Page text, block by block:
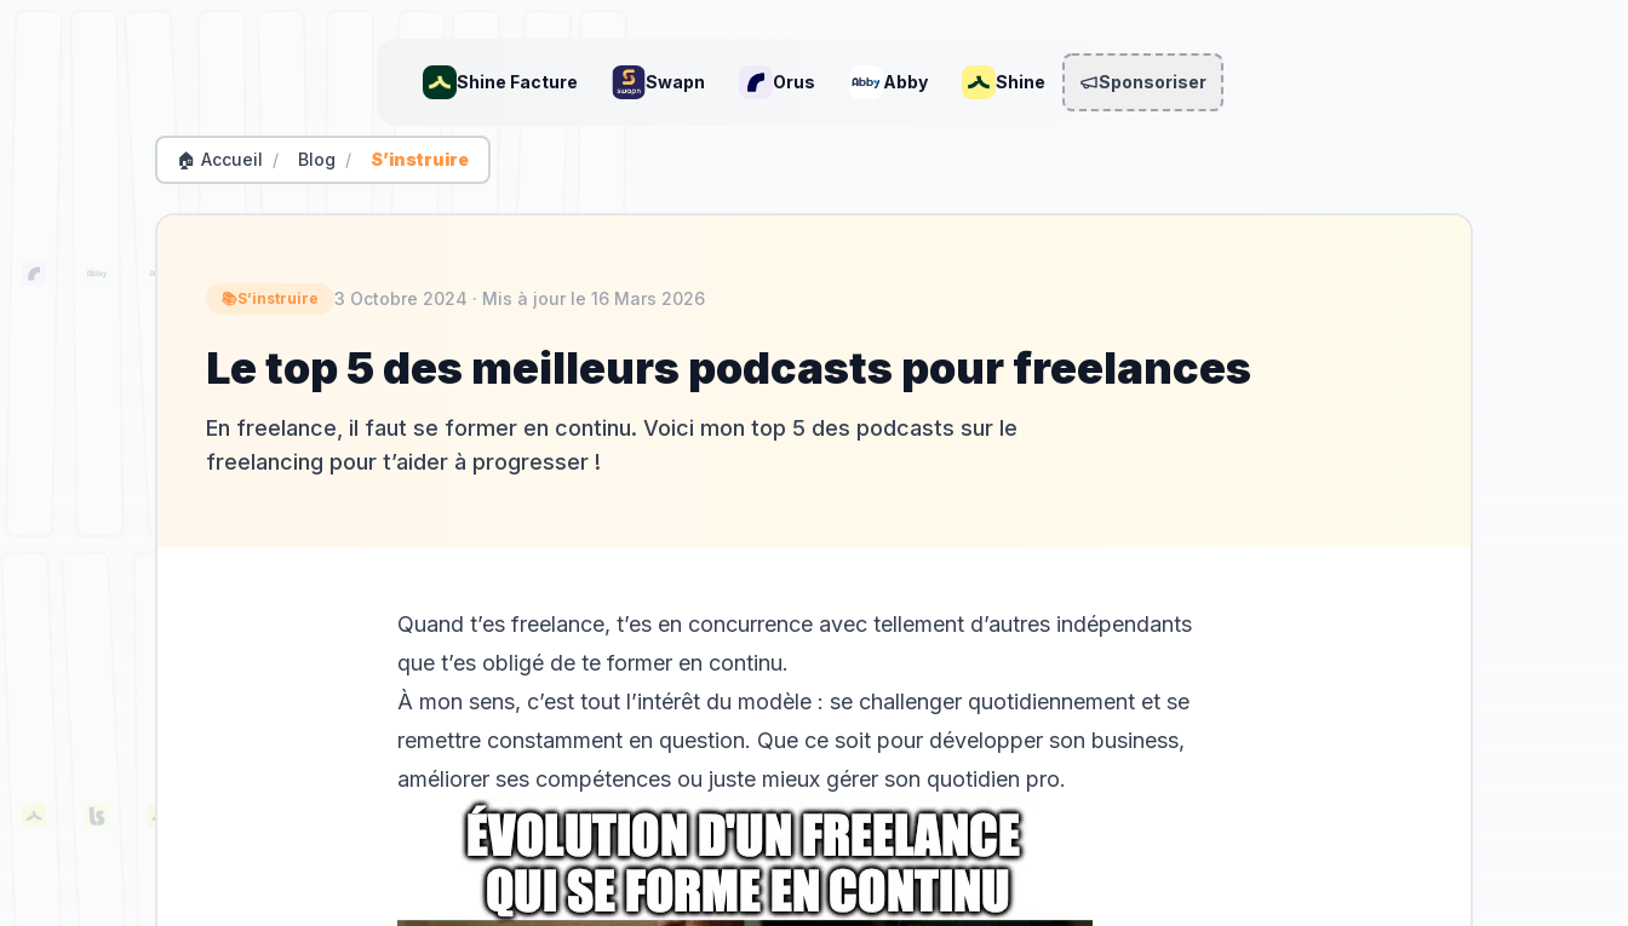
Shine Facture Swapn Orus Abby Shine Sponsoriser
🏠 Accueil / Blog / S’instruire
📚S’instruire 3 Octobre 2024 · Mis à jour le 16 Mars 2026
Le top 5 des meilleurs podcasts pour freelances
En freelance, il faut se former en continu. Voici mon top 5 des podcasts sur le
freelancing pour t’aider à progresser !
Quand t’es freelance, t’es en concurrence avec tellement d’autres indépendants
que t’es obligé de te former en continu.
À mon sens, c’est tout l’intérêt du modèle : se challenger quotidiennement et se
remettre constamment en question. Que ce soit pour développer son business,
améliorer ses compétences ou juste mieux gérer son quotidien pro.